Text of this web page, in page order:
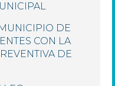
DE
CON LA
DE